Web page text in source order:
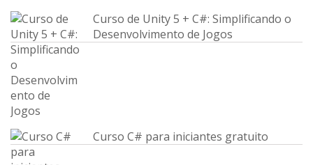
Curso de Unity 5 + C#: Simplificando o
Desenvolvimento de Jogos
Curso C# para iniciantes gratuito